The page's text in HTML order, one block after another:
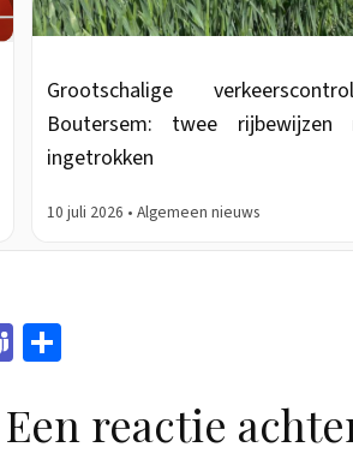
Grootschalige
Boutersem: twee rijbewijzen
ingetrokken
10 juli 2026 • Algemeen nieuws
Tea
Een reactie